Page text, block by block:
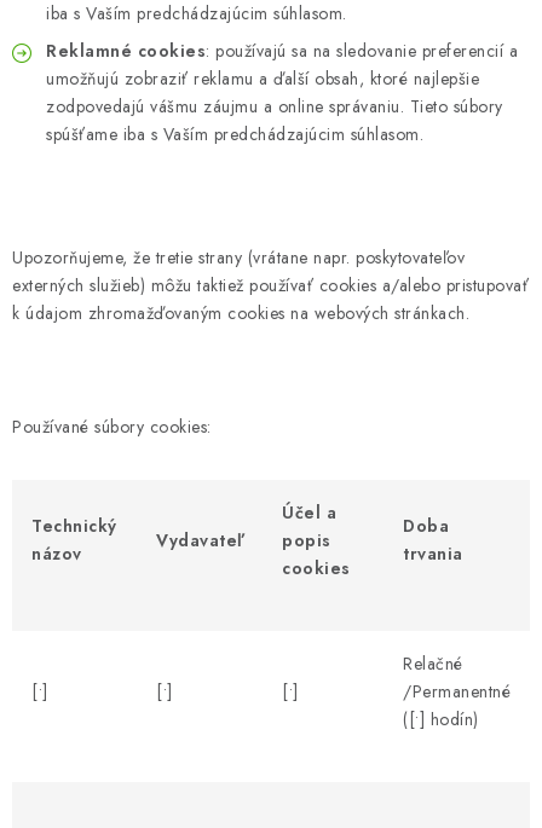
iba s Vaším predchádzajúcim súhlasom.
Reklamné cookies: používajú sa na sledovanie preferencií a
umožňujú zobraziť reklamu a ďalší obsah, ktoré najlepšie
zodpovedajú vášmu záujmu a online správaniu. Tieto súbory
spúšťame iba s Vaším predchádzajúcim súhlasom.
Upozorňujeme, že tretie strany (vrátane napr. poskytovateľov
externých služieb) môžu taktiež používať cookies a/alebo pristupovať
k údajom zhromažďovaným cookies na webových stránkach.
Používané súbory cookies:
Technický
názov
Vydavateľ
Účel a
popis
cookies
Doba
trvania
[•] [•] [•]
Relačné
/Permanentné
([•] hodín)